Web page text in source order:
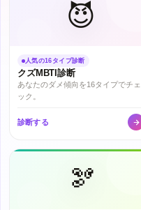
😈
人気の16タイプ診断
クズMBTI診断
あなたのダメ傾向を16タイプでチェ
ック。
診断する
🫘